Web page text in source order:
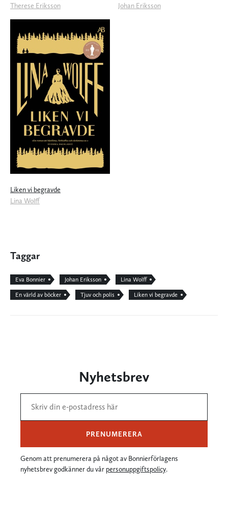
Therese Eriksson
Johan Eriksson
Liken vi begravde
Lina Wolff
Taggar
Eva Bonnier Johan Eriksson Lina Wolff
En värld av böcker Tjuv och polis Liken vi begravde
Nyhetsbrev
PRENUMERERA
Genom att prenumerera på något av Bonnierförlagens
nyhetsbrev godkänner du vår personuppgiftspolicy.